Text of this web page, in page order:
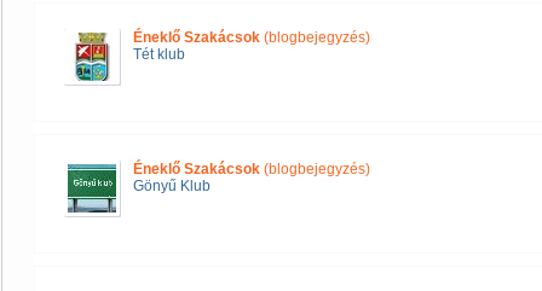
Éneklő Szakácsok (blogbejegyzés)
Tét klub
Éneklő Szakácsok (blogbejegyzés)
Gönyű Klub